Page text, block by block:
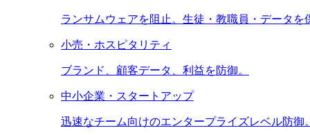
ランサムウェアを阻止。生徒・教職員・データを
小売・ホスピタリティ
ブランド、顧客データ、利益を防御。
中小企業・スタートアップ
迅速なチーム向けのエンタープライズレベル防御。